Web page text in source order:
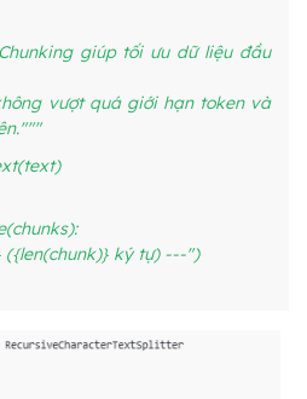
giúp tối ưu dữ liệu đầu
vượt quá giới hạn token và
ký tự) ---")